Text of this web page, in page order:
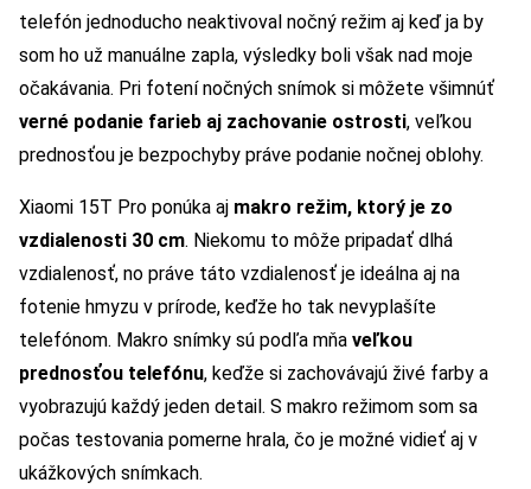
telefón jednoducho neaktivoval nočný režim aj keď ja by
som ho už manuálne zapla, výsledky boli však nad moje
očakávania. Pri fotení nočných snímok si môžete všimnúť
verné podanie farieb aj zachovanie ostrosti, veľkou
prednosťou je bezpochyby práve podanie nočnej oblohy.
Xiaomi 15T Pro ponúka aj makro režim, ktorý je zo
vzdialenosti 30 cm. Niekomu to môže pripadať dlhá
vzdialenosť, no práve táto vzdialenosť je ideálna aj na
fotenie hmyzu v prírode, keďže ho tak nevyplašíte
telefónom. Makro snímky sú podľa mňa veľkou
prednosťou telefónu, keďže si zachovávajú živé farby a
vyobrazujú každý jeden detail. S makro režimom som sa
počas testovania pomerne hrala, čo je možné vidieť aj v
ukážkových snímkach.